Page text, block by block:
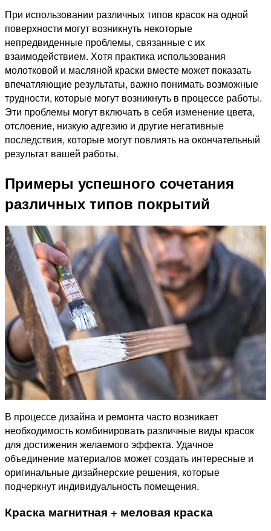
При использовании различных типов красок на одной
поверхности могут возникнуть некоторые
непредвиденные проблемы, связанные с их
взаимодействием. Хотя практика использования
молотковой и масляной краски вместе может показать
впечатляющие результаты, важно понимать возможные
трудности, которые могут возникнуть в процессе работы.
Эти проблемы могут включать в себя изменение цвета,
отслоение, низкую адгезию и другие негативные
последствия, которые могут повлиять на окончательный
результат вашей работы.
Примеры успешного сочетания
различных типов покрытий
В процессе дизайна и ремонта часто возникает
необходимость комбинировать различные виды красок
для достижения желаемого эффекта. Удачное
объединение материалов может создать интересные и
оригинальные дизайнерские решения, которые
подчеркнут индивидуальность помещения.
Краска магнитная + меловая краска